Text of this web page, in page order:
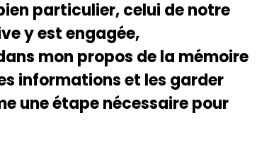
particulier, celui de notre
y est engagée,
mon propos de la mémoire
informations et les garder
une étape nécessaire pour